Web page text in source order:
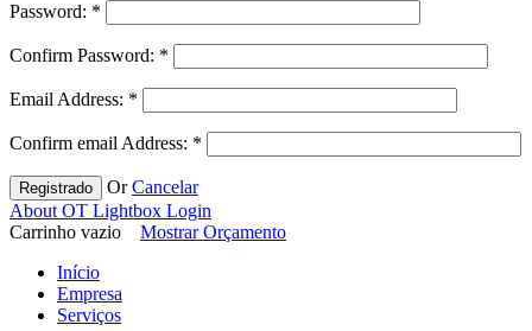
Password: *
Confirm Password: *
Email Address: *
Confirm email Address: *
Registrado OrCancelar
About OT Lightbox Login
Carrinho vazio
Mostrar Orçamento
Início
Empresa
Serviços